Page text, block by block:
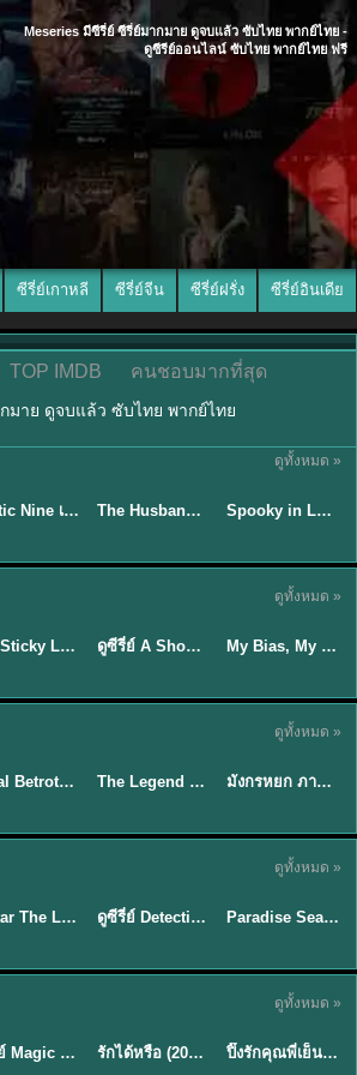
Meseries มีซีรี่ย์ ซีรี่ย์มากมาย ดูจบแล้ว ซับไทย พากย์ไทย -
ดูซีรีย์ออนไลน์ ซับไทย พากย์ไทย ฟรี
ซีรี่ย์เกาหลี ซีรี่ย์จีน ซีรี่ย์ฝรั่ง ซีรี่ย์อินเดีย
TOP IMDB คนชอบมากที่สุด
มาย ดูจบแล้ว ซับไทย พากย์ไทย
ดูทั้งหมด »
ย์ไทย/ซับ
Mystic Nine เก้าสกุล (2026) พากย์ไทย ซับไทย EP.1-30 ★8 The Husband (2026) คืนล่าก่อนหย่า พากย์ไทย EP1-12 (จบ)
ซับไทย
Spooky in Love (2026) สะดุดรักกุ๊กกุ๊กกู๋ พากย์ไทย ซับไทย EP1-12
ดูทั้งหมด »
Our Sticky Love รักติดหนึบ (2026) พากย์ไทย ซับไทย EP.1-12 ★8 EP.16ดูซีรี่ย์ A Shop for Killers 2 ร้านลับนักฆ่า ซีซัน 2 (2026) ซับไทย-พากย์ไทย
ซับไทย
My Bias, My Boss เมื่อเมนฉันเป็นประธานบริษัท (2026) พากย์ไทย ซับไทย EP.1-12
ดูทั้งหมด »
Royal Betrothal (2026) สัญญาวิวาห์แห่งราชวงศ์ พากย์ไทย ซับไทย EP1-32 ★8.5 The Legend of ShenLi ปฐพีไร้พ่าย (2024) พากย์ไทย ซับไทย EP.1-39 ★8
พากย์ไทย
มังกรหยก ภาคมารบูรพาและพิษประจิม Duel on Mount Hua พากย์ไทย
ดูทั้งหมด »
EP.7Avatar The Last Airbender 2 เณรน้อยเจ้าอภินิหาร พากย์ไทย EP.9ดูซีรี่ย์ Detective Hole (2026) พากย์ไทย HD ฟรี อัปเดตล่าสุด Netflix EP.8
พากย์ไทย
Paradise Season 2 (2026) พากย์ไทย EP1-8 ดูซีรี่ย์ฝรั่ง HD ครบทุกตอน
ดูทั้งหมด »
ดูซีรีย์ Magic Move (2026) ทำนายทายรัก Thai EP.1-10 HD รักได้หรือ (2026) YOUNG Let's Begin Again พากย์ไทย EP.1-19 ★8
พากย์ไทย
ปิ๊งรักคุณพี่เย็นชา (2026) Frozen Valentine EP.1-10 (จบ)